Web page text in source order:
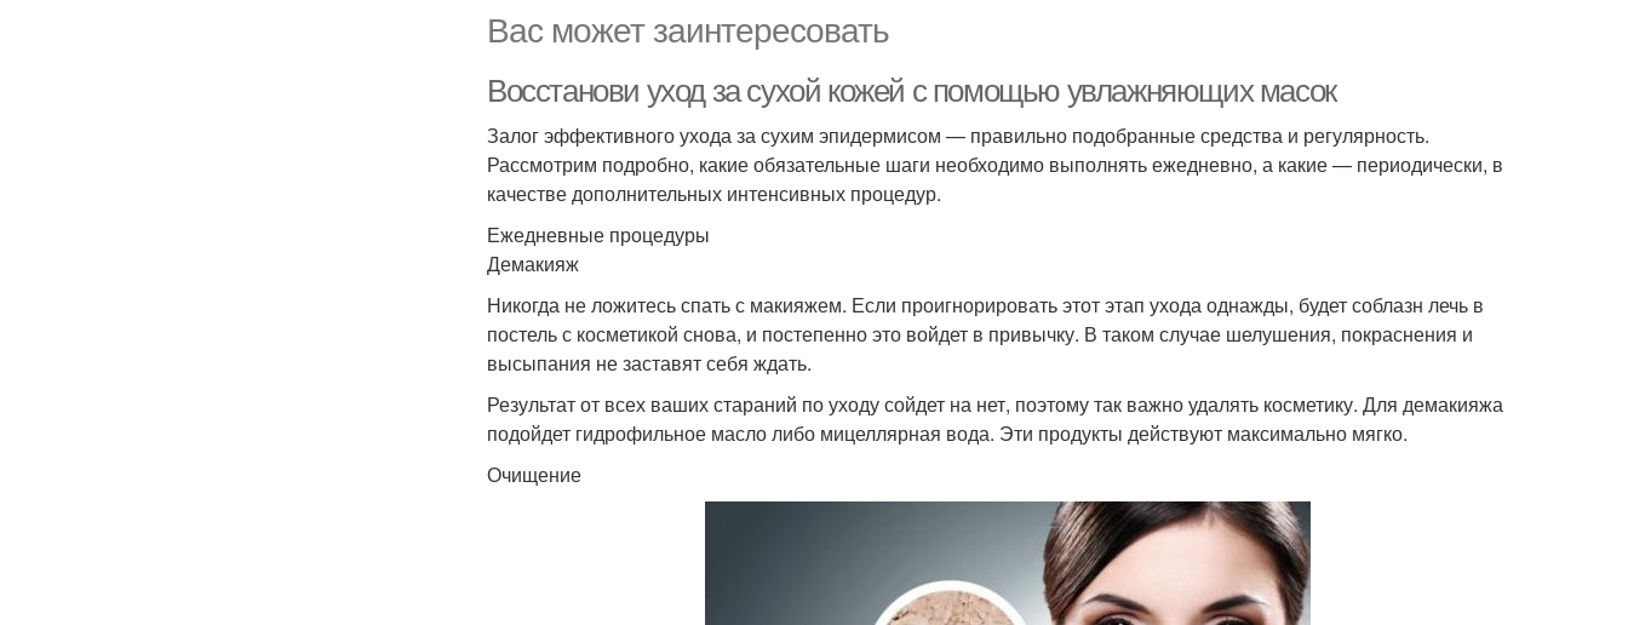
Вас может заинтересовать
Восстанови уход за сухой кожей с помощью увлажняющих масок
Залог эффективного ухода за сухим эпидермисом — правильно подобранные средства и регулярность.
Рассмотрим подробно, какие обязательные шаги необходимо выполнять ежедневно, а какие — периодически, в
качестве дополнительных интенсивных процедур.
Ежедневные процедуры
Демакияж
Никогда не ложитесь спать с макияжем. Если проигнорировать этот этап ухода однажды, будет соблазн лечь в
постель с косметикой снова, и постепенно это войдет в привычку. В таком случае шелушения, покраснения и
высыпания не заставят себя ждать.
Результат от всех ваших стараний по уходу сойдет на нет, поэтому так важно удалять косметику. Для демакияжа
подойдет гидрофильное масло либо мицеллярная вода. Эти продукты действуют максимально мягко.
Очищение